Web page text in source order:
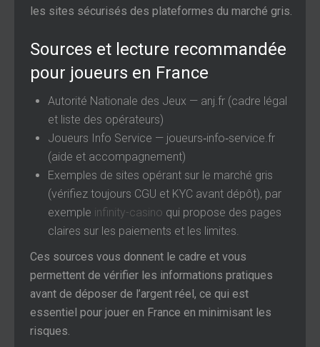
les sites sécurisés des plateformes du marché gris.
Sources et lecture recommandée
pour joueurs en France
Autorité Nationale des Jeux — anj.fr (cadre légal
et liste des opérateurs)
Joueurs Info Service — joueurs‑info‑service.fr
(aide et accompagnement)
Exemples de sites opérant sur le marché gris
(vérifiez toujours CGU et KYC avant dépôt), par
exemple infinity-casino qui propose des pages
claires sur les paiements et les limites.
Ces sources vous donnent le cadre et vous
permettent de vérifier les informations pratiques
avant de déposer de l’argent réel, ce qui est
essentiel pour jouer en France en minimisant les
risques.